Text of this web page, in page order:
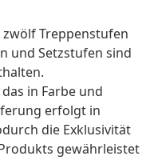
Treppenstufen
und Setzstufen sind
in Farbe und
erfolgt in
die Exklusivität
gewährleistet